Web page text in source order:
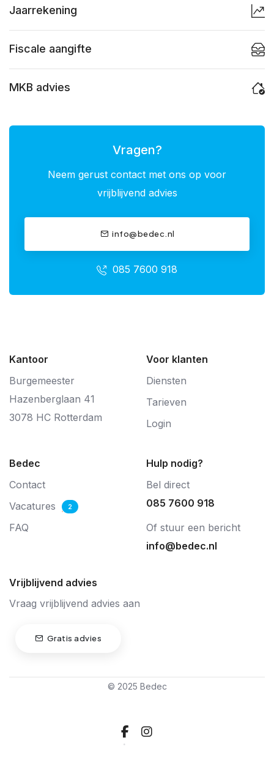
Jaarrekening
Fiscale aangifte
MKB advies
Vragen?
Neem gerust contact met ons op voor
vrijblijvend advies
info@bedec.nl
085 7600 918
Kantoor
Burgemeester
Hazenberglaan 41
3078 HC Rotterdam
Voor klanten
Diensten
Tarieven
Login
Bedec
Contact
Vacatures
2
FAQ
Hulp nodig?
Bel direct
085 7600 918
Of stuur een bericht
info@bedec.nl
Vrijblijvend advies
Vraag vrijblijvend advies aan
Gratis advies
© 2025 Bedec